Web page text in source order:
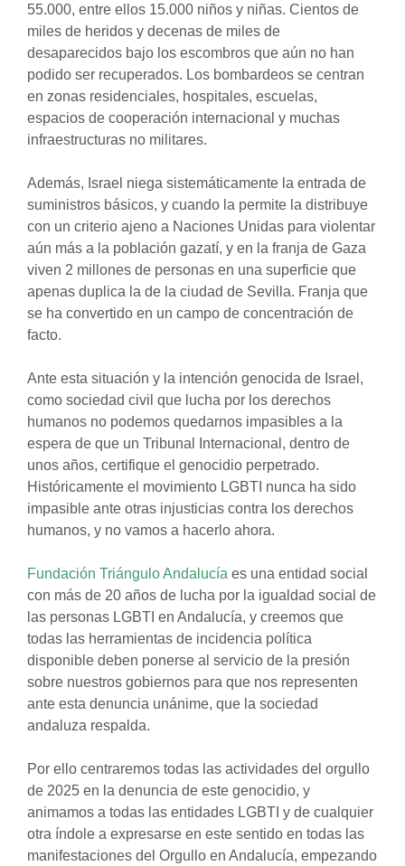
55.000, entre ellos 15.000 niños y niñas. Cientos de
miles de heridos y decenas de miles de
desaparecidos bajo los escombros que aún no han
podido ser recuperados. Los bombardeos se centran
en zonas residenciales, hospitales, escuelas,
espacios de cooperación internacional y muchas
infraestructuras no militares.
Además, Israel niega sistemáticamente la entrada de
suministros básicos, y cuando la permite la distribuye
con un criterio ajeno a Naciones Unidas para violentar
aún más a la población gazatí, y en la franja de Gaza
viven 2 millones de personas en una superficie que
apenas duplica la de la ciudad de Sevilla. Franja que
se ha convertido en un campo de concentración de
facto.
Ante esta situación y la intención genocida de Israel,
como sociedad civil que lucha por los derechos
humanos no podemos quedarnos impasibles a la
espera de que un Tribunal Internacional, dentro de
unos años, certifique el genocidio perpetrado.
Históricamente el movimiento LGBTI nunca ha sido
impasible ante otras injusticias contra los derechos
humanos, y no vamos a hacerlo ahora.
Fundación Triángulo Andalucía es una entidad social
con más de 20 años de lucha por la igualdad social de
las personas LGBTI en Andalucía, y creemos que
todas las herramientas de incidencia política
disponible deben ponerse al servicio de la presión
sobre nuestros gobiernos para que nos representen
ante esta denuncia unánime, que la sociedad
andaluza respalda.
Por ello centraremos todas las actividades del orgullo
de 2025 en la denuncia de este genocidio, y
animamos a todas las entidades LGBTI y de cualquier
otra índole a expresarse en este sentido en todas las
manifestaciones del Orgullo en Andalucía, empezando